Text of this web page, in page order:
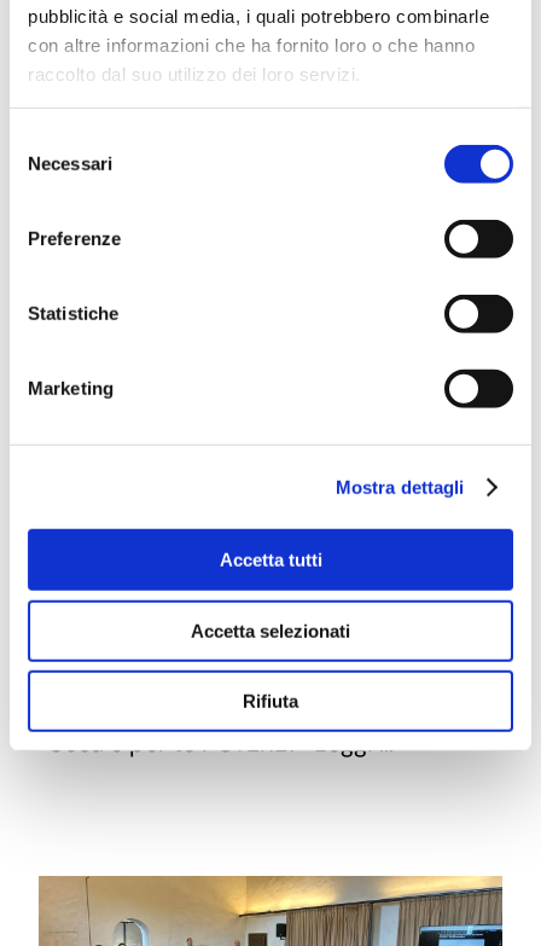
pubblicità e social media, i quali potrebbero combinarle
con altre informazioni che ha fornito loro o che hanno
raccolto dal suo utilizzo dei loro servizi.
delNecessari
Preferenze
Statistiche
Marketing
Mostra dettagli
Accetta tutti
Accetta selezionati
Rifiuta
TEDxBergamo crede nel potere delle idee
che generano impatto, anche
sull’ambiente. Tra i nostri valori ci sono
Il Manifesto del POTERE
Giugno 26th, 2025
Il POTERE in 10 idee Abbiamo chiesto agli
spettatori della IX edizione TEDxBergamo:
“Cosa è per te POTERE?” Leggi ...